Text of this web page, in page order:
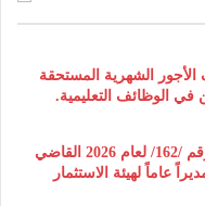
الشهرية المستحقة
الوظائف التعليمية.
الرئيس “أحمد الشرع” يصدر المرسوم رقم /162/ لعام 2026 ‌القاضي
عاماً لهيئة ‌الاستثمار